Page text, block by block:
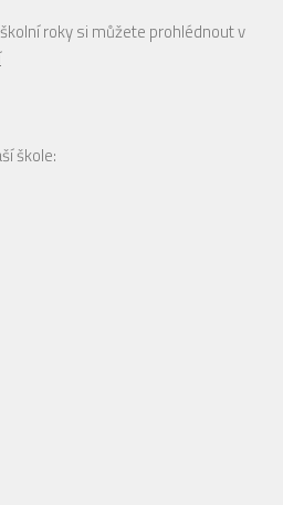
roky si můžete prohlédnout v
škole: